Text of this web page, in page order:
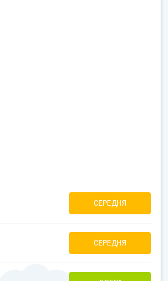
СЕРЕДНЯ
СЕРЕДНЯ